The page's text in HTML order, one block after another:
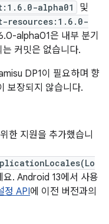
alpha01 및
resources:1.6.0-
alpha01은 내부 분기
커밋은 없습니다.
DP1이 필요하며 향
보장되지 않습니다.
한 지원을 추가했습니
요. Android 13에서 사용
정 API에 이전 버전과의